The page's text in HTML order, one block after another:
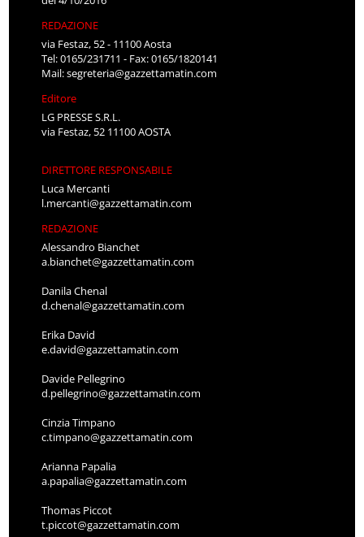
REDAZIONE
via Festaz, 52 - 11100 Aosta
Tel: 0165/231711 - Fax: 0165/1820141
Mail:segreteria@gazzettamatin.com
Editore
LG PRESSE S.R.L.
via Festaz, 52 11100 AOSTA
DIRETTORE RESPONSABILE
Luca Mercanti
l.mercanti@gazzettamatin.com
REDAZIONE
Alessandro Bianchet
a.bianchet@gazzettamatin.com
Danila Chenal
d.chenal@gazzettamatin.com
Erika David
e.david@gazzettamatin.com
Davide Pellegrino
d.pellegrino@gazzettamatin.com
Cinzia Timpano
c.timpano@gazzettamatin.com
Arianna Papalia
a.papalia@gazzettamatin.com
Thomas Piccot
t.piccot@gazzettamatin.com